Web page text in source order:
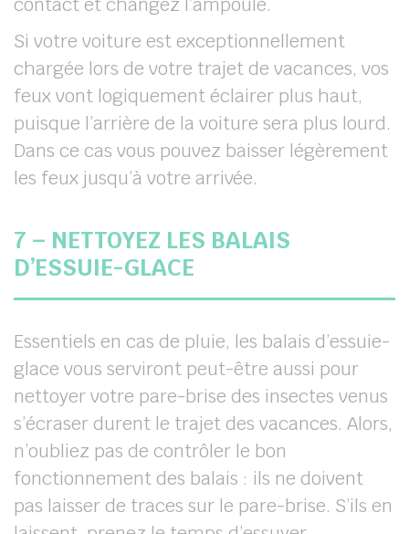
Si votre voiture est exceptionnellement
chargée lors de votre trajet de vacances, vos
feux vont logiquement éclairer plus haut,
puisque l’arrière de la voiture sera plus lourd.
Dans ce cas vous pouvez baisser légèrement
les feux jusqu’à votre arrivée.
7 – NETTOYEZ LES BALAIS
D’ESSUIE-GLACE
Essentiels en cas de pluie, les balais d’essuie-
glace vous serviront peut-être aussi pour
nettoyer votre pare-brise des insectes venus
s’écraser durent le trajet des vacances. Alors,
n’oubliez pas de contrôler le bon
fonctionnement des balais : ils ne doivent
pas laisser de traces sur le pare-brise. S’ils en